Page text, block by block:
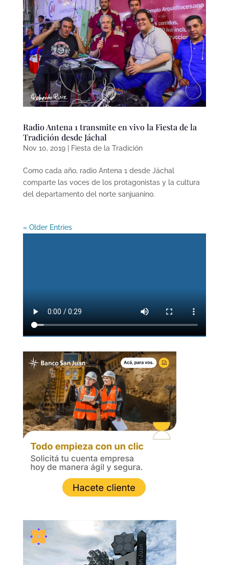
Radio Antena 1 transmite en vivo la Fiesta de la
Tradición desde Jáchal
Nov 10, 2019| Fiesta de la Tradición
Como cada año, radio Antena 1 desde Jáchal
comparte las voces de los protagonistas y la cultura
del departamento del norte sanjuanino.
« Older Entries